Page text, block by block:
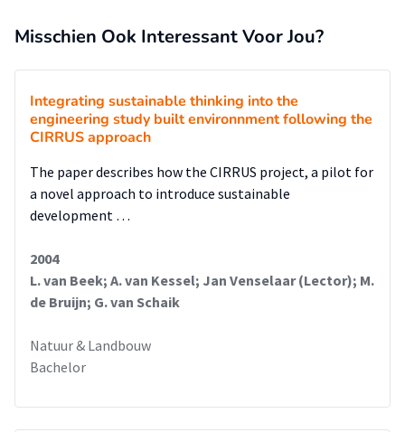
Misschien Ook Interessant Voor Jou?
Integrating sustainable thinking into the
engineering study built environnment following the
CIRRUS approach
The paper describes how the CIRRUS project, a pilot for
a novel approach to introduce sustainable
development …
2004
L. van Beek; A. van Kessel; Jan Venselaar (Lector); M.
de Bruijn; G. van Schaik
Natuur & Landbouw
Bachelor